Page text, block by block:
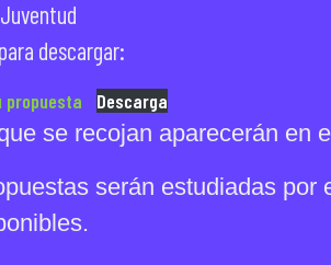
descargar:
propuesta Descarga
se recojan aparecerán en
serán estudiadas